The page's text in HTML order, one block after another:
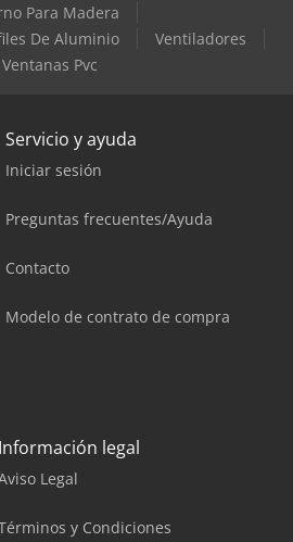
Para Madera
De Aluminio
Ventiladores
Ventanas Pvc
Servicio y ayuda
Iniciar sesión
Preguntas frecuentes/Ayuda
Contacto
Modelo de contrato de compra
Información legal
Legal
y Condiciones